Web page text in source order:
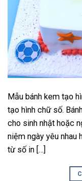
Mẫu bánh kem tạo
tạo hình chữ số.
cho sinh nhật hoặc
niệm ngày yêu
từ số in […]